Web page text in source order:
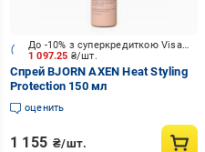
1 097.25 ₴/шт.
До -10% з суперкредиткою Visa Вигода
Спрей BJORN AXEN Heat Styling
Protection 150 мл
оценить
1 155 ₴/шт.